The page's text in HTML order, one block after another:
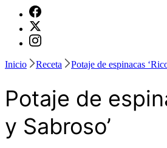
Inicio Receta Potaje de espinacas
Potaje de
y Sabroso’